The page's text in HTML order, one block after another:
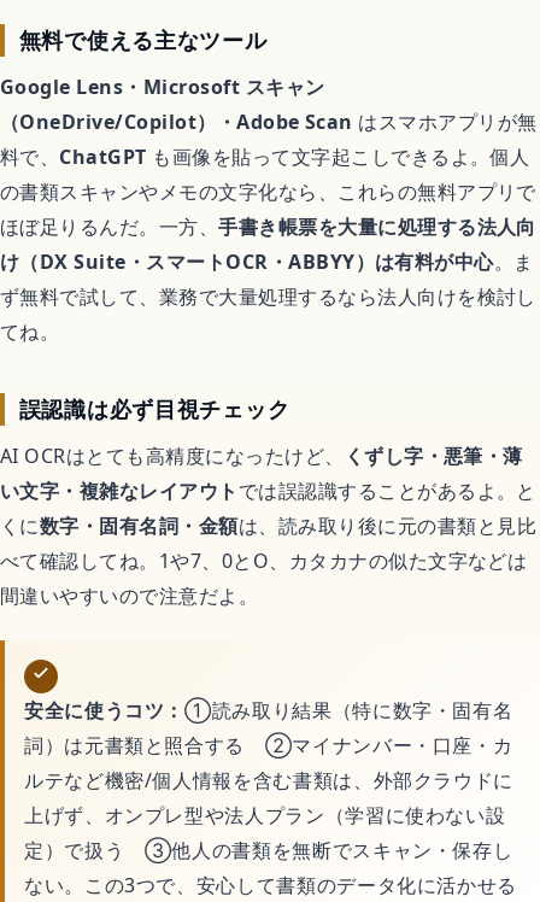
無料で使える主なツール
Google Lens・Microsoft スキャン
（OneDrive/Copilot）・Adobe Scan はスマホアプリが無
料で、 ChatGPT も画像を貼って文字起こしできるよ。個人
の書類スキャンやメモの文字化なら、これらの無料アプリで
ほぼ足りるんだ。一方、手書き帳票を大量に処理する法人向
け（DX Suite・スマートOCR・ABBYY）は有料が中心。ま
ず無料で試して、業務で大量処理するなら法人向けを検討し
てね。
誤認識は必ず目視チェック
AI OCRはとても高精度になったけど、
くずし字・悪筆・薄
い文字・複雑なレイアウト では誤認識することがあるよ。と
くに数字・固有名詞・金額は、読み取り後に元の書類と見比
べて確認してね。1や7、0とO、カタカナの似た文字などは
間違いやすいので注意だよ。
安全に使うコツ：①読み取り結果（特に数字・固有名
詞）は元書類と照合する ②マイナンバー・口座・カ
ルテなど機密/個人情報を含む書類は、外部クラウドに
上げず、オンプレ型や法人プラン（学習に使わない設
定）で扱う ③他人の書類を無断でスキャン・保存し
ない。この3つで、安心して書類のデータ化に活かせる